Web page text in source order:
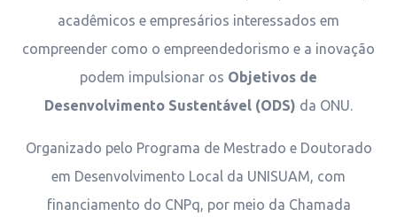
acadêmicos e empresários interessados em
compreender como o empreendedorismo e a inovação
podem impulsionar os Objetivos de
Desenvolvimento Sustentável (ODS) da ONU.
Organizado pelo Programa de Mestrado e Doutorado
em Desenvolvimento Local da UNISUAM, com
financiamento do CNPq, por meio da Chamada